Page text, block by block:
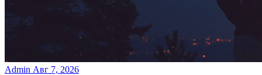
Admin Авг 7, 2026